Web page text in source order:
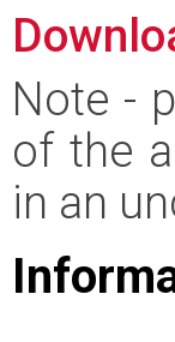
Note -
of the
in an